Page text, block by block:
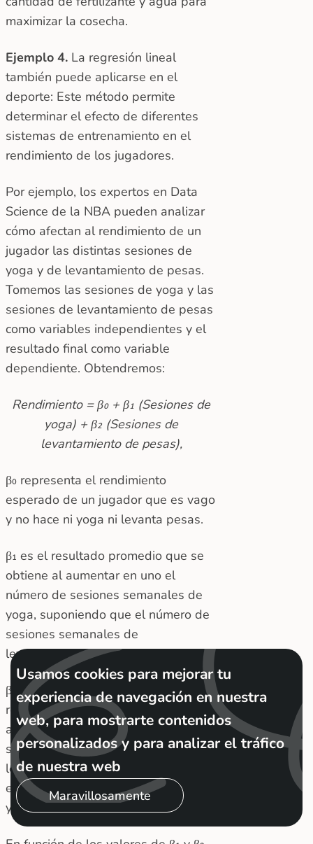
maximizar la cosecha.
Ejemplo 4. La regresión lineal
también puede aplicarse en el
deporte: Este método permite
determinar el efecto de diferentes
sistemas de entrenamiento en el
rendimiento de los jugadores.
Por ejemplo, los expertos en Data
Science de la NBA pueden analizar
cómo afectan al rendimiento de un
jugador las distintas sesiones de
yoga y de levantamiento de pesas.
Tomemos las sesiones de yoga y las
sesiones de levantamiento de pesas
como variables independientes y el
resultado final como variable
dependiente. Obtendremos:
Rendimiento = β₀ + β₁ (Sesiones de
yoga) + β₂ (Sesiones de
levantamiento de pesas),
β₀ representa el rendimiento
esperado de un jugador que es vago
y no hace ni yoga ni levanta pesas.
β₁ es el resultado promedio que se
obtiene al aumentar en uno el
número de sesiones semanales de
yoga, suponiendo que el número de
sesiones semanales de
levantamiento de pesas no cambie.
β₂ indica el cambio promedio en el
resultado que se consigue al
aumentar en uno el número de
sesiones semanales de
levantamiento de pesas, sin cambiar
el número de sesiones semanales de
yoga.
Usamos cookies para mejorar tu
experiencia de navegación en nuestra
web, para mostrarte contenidos
personalizados y para analizar el tráfico
de nuestra web
Maravillosamente